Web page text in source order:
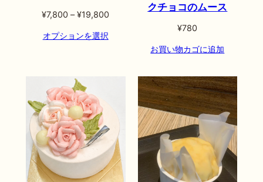
¥7,800 –¥19,800
¥19,800
オプションを選択
クチョコのムース
¥780
お買い物カゴに追加